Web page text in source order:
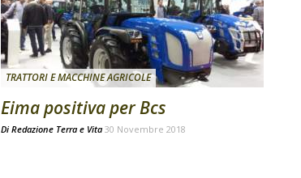
TRATTORI E MACCHINE AGRICOLE
Eima positiva per Bcs
Di Redazione Terra e Vita 30 Novembre 2018